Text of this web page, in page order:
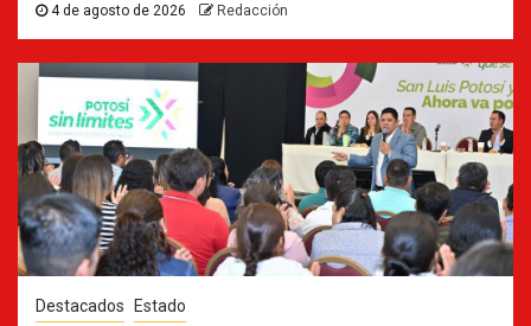
4 de agosto de 2026 Redacción
Destacados Estado